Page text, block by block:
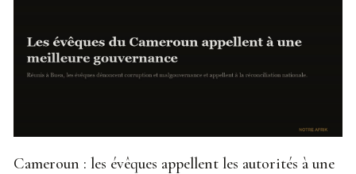
Cameroun : les évêques appellent les autorités à une